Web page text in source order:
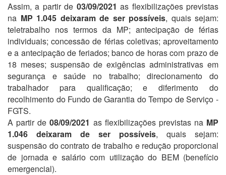
Assim, a partir de 03/09/2021 as flexibilizações previstas
na MP 1.045 deixaram de ser possíveis, quais sejam:
teletrabalho nos termos da MP; antecipação de férias
individuais; concessão de férias coletivas; aproveitamento
e a antecipação de feriados; banco de horas com prazo de
18 meses; suspensão de exigências administrativas em
segurança e saúde no trabalho; direcionamento do
trabalhador para qualificação; e diferimento do
recolhimento do Fundo de Garantia do Tempo de Serviço -
FGTS.
A partir de08/09/2021 as flexibilizações previstas na MP
1.046
deixaram de ser possíveis, quais sejam:
suspensão do contrato de trabalho e redução proporcional
de jornada e salário com utilização do BEM (benefício
emergencial).